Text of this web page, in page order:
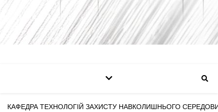
КАФЕДРА ТЕХНОЛОГІЙ ЗАХИСТУ НАВКОЛИШНЬОГО